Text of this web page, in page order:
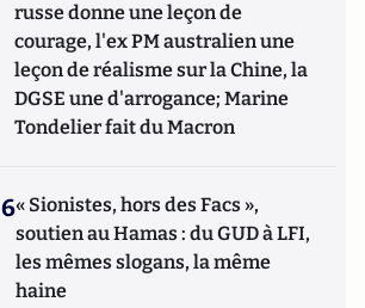
russe donne une leçon de
courage, l'ex PM australien une
leçon de réalisme sur la Chine, la
DGSE une d'arrogance; Marine
Tondelier fait du Macron
6« Sionistes, hors des Facs »,
soutien au Hamas : du GUD à LFI,
les mêmes slogans, la même
haine